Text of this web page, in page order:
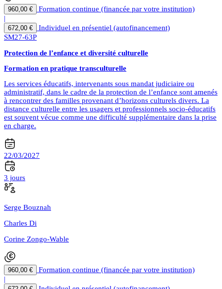
960,00 €
Formation continue (financée par votre institution)
|
672,00 €
Individuel en présentiel (autofinancement)
SM27-63P
Protection de l’enfance et diversité culturelle
Formation en pratique transculturelle
Les services éducatifs, intervenants sous mandat judiciaire ou
administratif, dans le cadre de la protection de l’enfance sont amenés
à rencontrer des familles provenant d’horizons culturels divers. La
distance culturelle entre les usagers et professionnels socio-éducatifs
est souvent vécue comme une difficulté supplémentaire dans la prise
en charge.
22/03/2027
3 jours
Serge Bouznah
Charles Di
Corine Zongo-Wable
960,00 €
Formation continue (financée par votre institution)
|